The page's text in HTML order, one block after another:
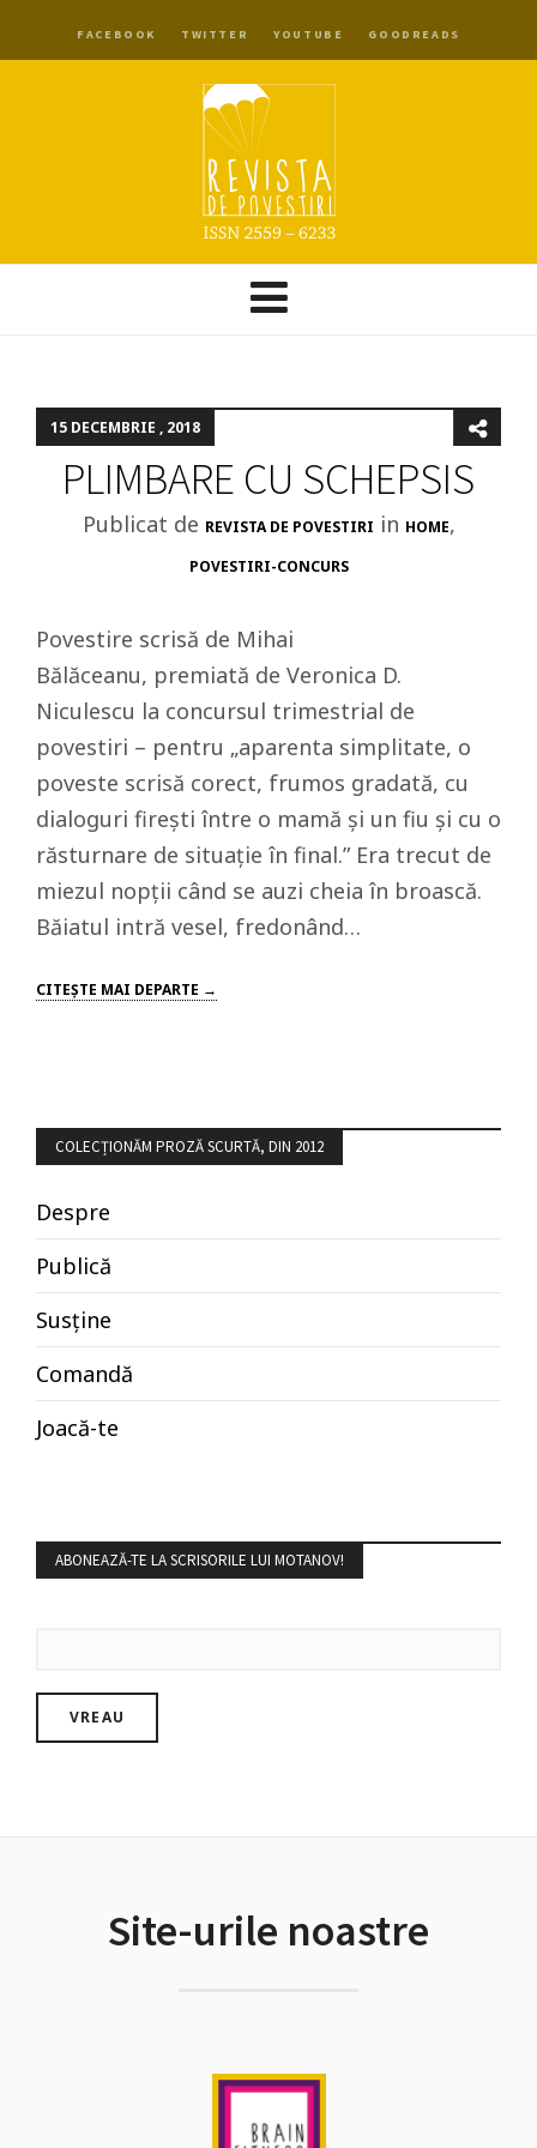
FACEBOOK TWITTER YOUTUBE GOODREADS
15 DECEMBRIE , 2018
PLIMBARE CU SCHEPSIS
Publicat de REVISTA DE POVESTIRI in HOME,
POVESTIRI-CONCURS
Povestire scrisă de Mihai
Bălăceanu, premiată de Veronica D.
Niculescu la concursul trimestrial de
povestiri – pentru „aparenta simplitate, o
poveste scrisă corect, frumos gradată, cu
dialoguri firești între o mamă și un fiu și cu o
răsturnare de situație în final.” Era trecut de
miezul nopţii când se auzi cheia în broască.
Băiatul intră vesel, fredonând…
CITEŞTE MAI DEPARTE →
COLECȚIONĂM PROZĂ SCURTĂ, DIN 2012
Despre
Publică
Susține
Comandă
Joacă-te
ABONEAZĂ-TE LA SCRISORILE LUI MOTANOV!
Site-urile noastre